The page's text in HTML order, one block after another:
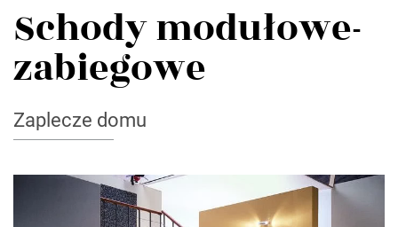
Schody modułowe-
zabiegowe
Zaplecze domu